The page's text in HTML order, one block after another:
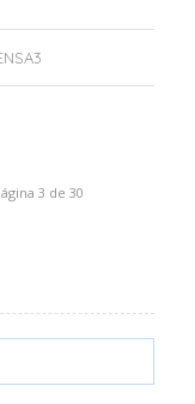
3 de 30